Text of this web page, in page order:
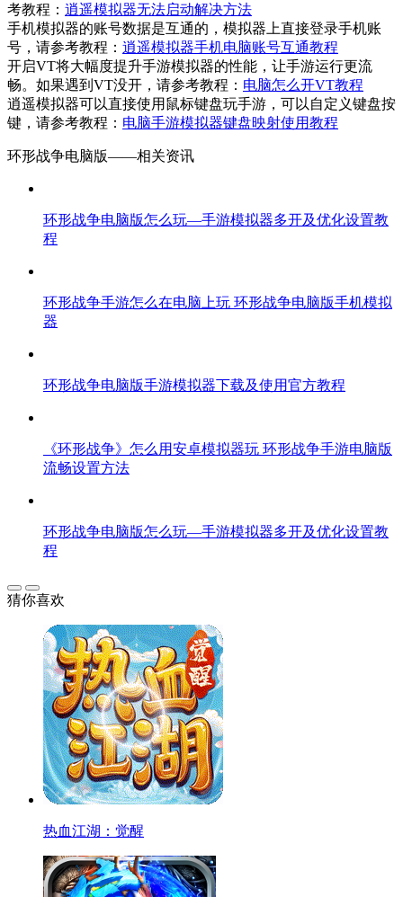
考教程： 逍遥模拟器无法启动解决方法
手机模拟器的账号数据是互通的，模拟器上直接登录手机账
号，请参考教程： 逍遥模拟器手机电脑账号互通教程
开启VT将大幅度提升手游模拟器的性能，让手游运行更流
畅。如果遇到VT没开，请参考教程： 电脑怎么开VT教程
逍遥模拟器可以直接使用鼠标键盘玩手游，可以自定义键盘按
键，请参考教程： 电脑手游模拟器键盘映射使用教程
环形战争电脑版——相关资讯
环形战争电脑版怎么玩—手游模拟器多开及优化设置教
程
环形战争手游怎么在电脑上玩 环形战争电脑版手机模拟
器
环形战争电脑版手游模拟器下载及使用官方教程
《环形战争》怎么用安卓模拟器玩 环形战争手游电脑版
流畅设置方法
环形战争电脑版怎么玩—手游模拟器多开及优化设置教
程
猜你喜欢
热血江湖：觉醒